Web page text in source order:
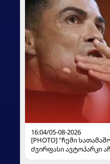
16:04/05-08-2026
[PHOTO] "ჩემი
ძვირფასი ავტოპარკი